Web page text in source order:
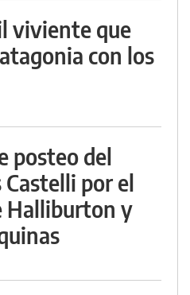
viviente que
con los
posteo del
por el
Halliburton y